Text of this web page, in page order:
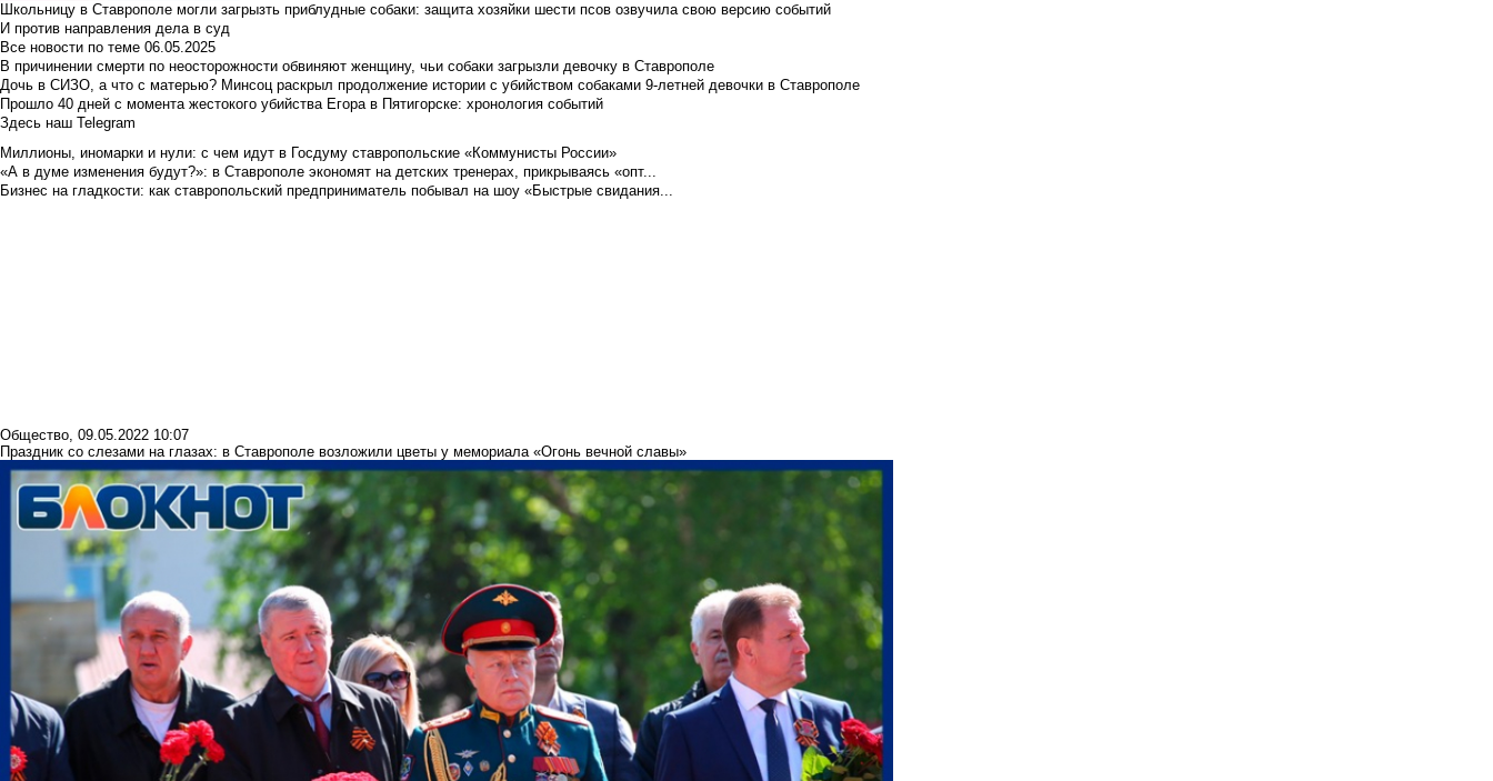
Школьницу в Ставрополе могли загрызть приблудные собаки: защита хозяйки шести псов озвучила свою версию событий
И против направления дела в суд
Все новости по теме 06.05.2025
В причинении смерти по неосторожности обвиняют женщину, чьи собаки загрызли девочку в Ставрополе
Дочь в СИЗО, а что с матерью? Минсоц раскрыл продолжение истории с убийством собаками 9-летней девочки в Ставрополе
Прошло 40 дней с момента жестокого убийства Егора в Пятигорске: хронология событий
Здесь наш Telegram
Миллионы, иномарки и нули: с чем идут в Госдуму ставропольские «Коммунисты России»
«А в думе изменения будут?»: в Ставрополе экономят на детских тренерах, прикрываясь «опт...
Бизнес на гладкости: как ставропольский предприниматель побывал на шоу «Быстрые свидания...
Общество, 09.05.2022 10:07
Праздник со слезами на глазах: в Ставрополе возложили цветы у мемориала «Огонь вечной славы»